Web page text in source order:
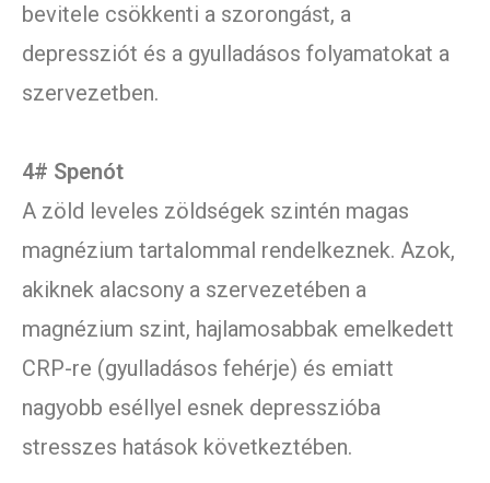
bevitele csökkenti a szorongást, a
depressziót és a gyulladásos folyamatokat a
szervezetben.
4# Spenót
A zöld leveles zöldségek szintén magas
magnézium tartalommal rendelkeznek. Azok,
akiknek alacsony a szervezetében a
magnézium szint, hajlamosabbak emelkedett
CRP-re (gyulladásos fehérje) és emiatt
nagyobb eséllyel esnek depresszióba
stresszes hatások következtében.